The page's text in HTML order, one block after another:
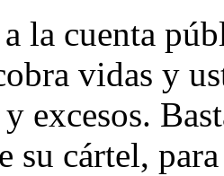
la cuenta
vidas y
excesos.
su cártel,